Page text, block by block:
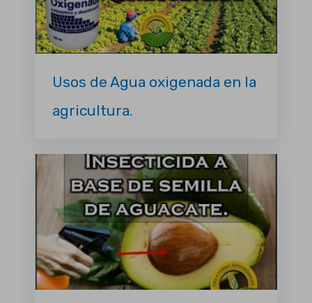
Usos de Agua oxigenada en la
agricultura.